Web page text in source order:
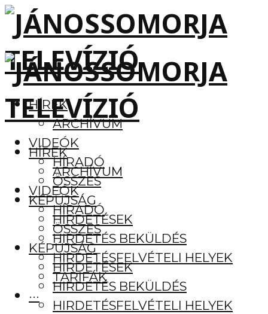
HÍREK
ARCHÍVUM
VIDEÓK
HÍRADÓ
ÖSSZES
KÉPÚJSÁG
HIRDETÉSEK
HIRDETÉS BEKÜLDÉS
HIRDETÉSFELVÉTELI HELYEK
TARIFÁK
···
HÍREK
ARCHÍVUM
VIDEÓK
HÍRADÓ
ÖSSZES
KÉPÚJSÁG
HIRDETÉSEK
HIRDETÉS BEKÜLDÉS
HIRDETÉSFELVÉTELI HELYEK